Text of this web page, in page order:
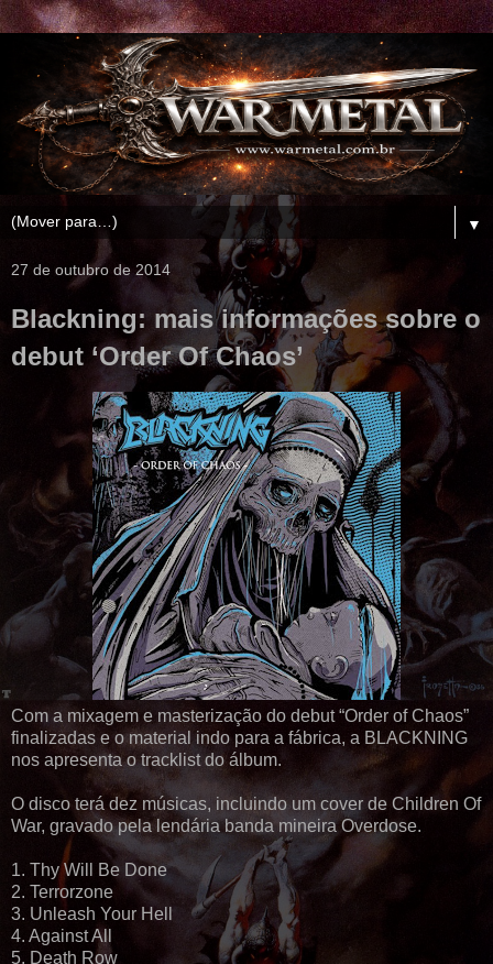
▼
27 de outubro de 2014
Blackning: mais informações sobre o
debut ‘Order Of Chaos’
Com a mixagem e masterização do debut “Order of Chaos”
finalizadas e o material indo para a fábrica, a BLACKNING
nos apresenta o tracklist do álbum.
O disco terá dez músicas, incluindo um cover de Children Of
War, gravado pela lendária banda mineira Overdose.
1. Thy Will Be Done
2. Terrorzone
3. Unleash Your Hell
4. Against All
5. Death Row